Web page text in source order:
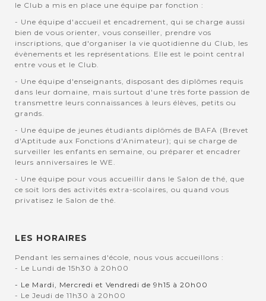
le Club a mis en place une équipe par fonction :
- Une équipe d'accueil et encadrement, qui se charge aussi
bien de vous orienter, vous conseiller, prendre vos
inscriptions, que d'organiser la vie quotidienne du Club, les
évènements et les représentations. Elle est le point central
entre vous et le Club.
- Une équipe d'enseignants, disposant des diplômes requis
dans leur domaine, mais surtout d'une très forte passion de
transmettre leurs connaissances à leurs élèves, petits ou
grands.
- Une équipe de jeunes étudiants diplômés de BAFA (Brevet
d'Aptitude aux Fonctions d'Animateur); qui se charge de
surveiller les enfants en semaine, ou préparer et encadrer
leurs anniversaires le WE.
- Une équipe pour vous accueillir dans le Salon de thé, que
ce soit lors des activités extra-scolaires, ou quand vous
privatisez le Salon de thé.
LES HORAIRES
Pendant les semaines d'école, nous vous accueillons :
- Le Lundi de 15h30 à 20h00
- Le Mardi, Mercredi et Vendredi de 9h15 à 20h00
- Le Jeudi de 11h30 à 20h00